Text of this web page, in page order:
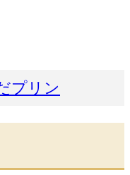
プリン